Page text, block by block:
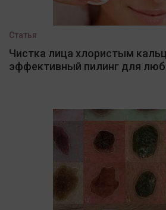
Статья
Чистка лица хлористым
эффективный пилинг для